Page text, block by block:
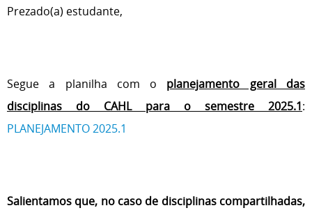
Prezado(a) estudante,
Segue a planilha com o planejamento geral das
disciplinas do CAHL para o semestre 2025.1:
PLANEJAMENTO 2025.1
Salientamos que, no caso de disciplinas compartilhadas,